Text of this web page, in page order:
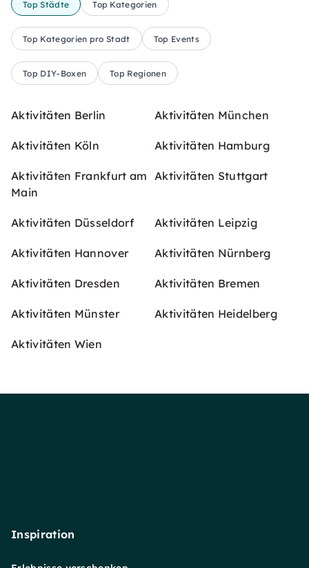
Top Städte Top Kategorien
Top Kategorien pro Stadt Top Events
Top DIY-Boxen Top Regionen
Aktivitäten Berlin Aktivitäten München
Aktivitäten Köln Aktivitäten Hamburg
Aktivitäten Frankfurt am
Main
Aktivitäten Stuttgart
Aktivitäten Düsseldorf Aktivitäten Leipzig
Aktivitäten Hannover Aktivitäten Nürnberg
Aktivitäten Dresden Aktivitäten Bremen
Aktivitäten Münster Aktivitäten Heidelberg
Aktivitäten Wien
Inspiration